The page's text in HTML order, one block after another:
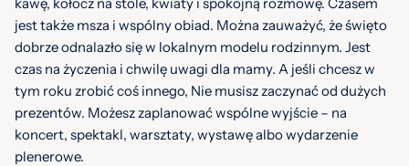
jest także msza i wspólny obiad. Można zauważyć, że święto
dobrze odnalazło się w lokalnym modelu rodzinnym. Jest
czas na życzenia i chwilę uwagi dla mamy. A jeśli chcesz w
tym roku zrobić coś innego, Nie musisz zaczynać od dużych
prezentów. Możesz zaplanować wspólne wyjście – na
koncert, spektakl, warsztaty, wystawę albo wydarzenie
plenerowe.